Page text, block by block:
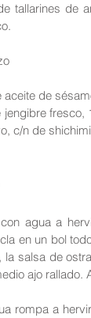
tallarines de
aceite de
jengibre
c/n de
agua a
en un bol
la salsa de
ajo rallado.
rompa a